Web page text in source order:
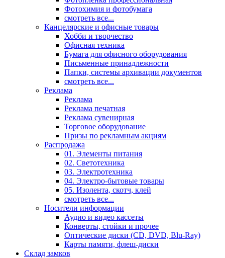
Фотохимия и фотобумага
смотреть все...
Канцелярские и офисные товары
Хобби и творчество
Офисная техника
Бумага для офисного оборудования
Письменные принадлежности
Папки, системы архивации документов
смотреть все...
Реклама
Реклама
Реклама печатная
Реклама сувенирная
Торговое оборудование
Призы по рекламным акциям
Распродажа
01. Элементы питания
02. Светотехника
03. Электротехника
04. Электро-бытовые товары
05. Изолента, скотч, клей
смотреть все...
Носители информации
Аудио и видео кассеты
Конверты, стойки и прочее
Оптические диски (CD, DVD, Blu-Ray)
Карты памяти, флеш-диски
Склад замков